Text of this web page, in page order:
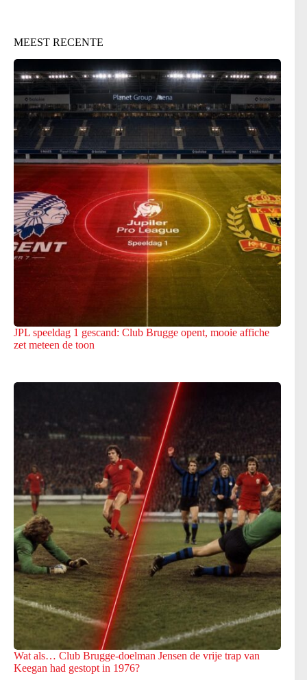
MEEST RECENTE
JPL speeldag 1 gescand: Club Brugge opent, mooie affiche
zet meteen de toon
Wat als… Club Brugge-doelman Jensen de vrije trap van
Keegan had gestopt in 1976?